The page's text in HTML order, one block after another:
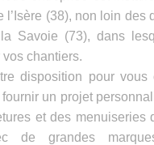
(38), non loin des
Savoie (73), dans
chantiers.
disposition pour vous
un projet
et des menuiseries
de grandes